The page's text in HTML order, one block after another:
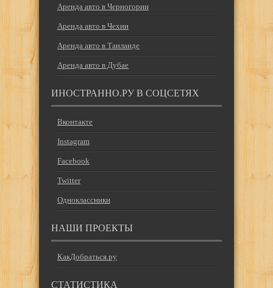
Аренда авто в Черногории
Аренда авто в Чехии
Аренда авто в Таиланде
Аренда авто в Дубае
ИНОСТРАННО.РУ В СОЦСЕТЯХ
Вконтакте
Instagram
Facebook
Twitter
Одноклассники
НАШИ ПРОЕКТЫ
КакДобраться.ру
СТАТИСТИКА